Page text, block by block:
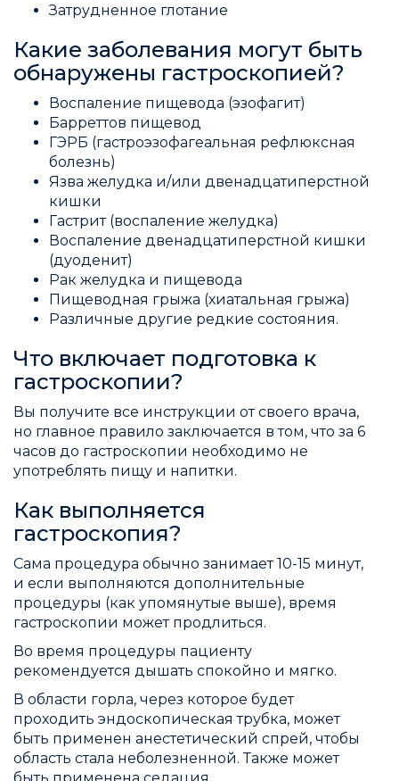
Затрудненное глотание
Какие заболевания могут быть
обнаружены гастроскопией?
Воспаление пищевода (эзофагит)
Барреттов пищевод
ГЭРБ (гастроэзофагеальная рефлюксная
болезнь)
Язва желудка и/или двенадцатиперстной
кишки
Гастрит (воспаление желудка)
Воспаление двенадцатиперстной кишки
(дуоденит)
Рак желудка и пищевода
Пищеводная грыжа (хиатальная грыжа)
Различные другие редкие состояния.
Что включает подготовка к
гастроскопии?
Вы получите все инструкции от своего врача,
но главное правило заключается в том, что за 6
часов до гастроскопии необходимо не
употреблять пищу и напитки.
Как выполняется
гастроскопия?
Сама процедура обычно занимает 10-15 минут,
и если выполняются дополнительные
процедуры (как упомянутые выше), время
гастроскопии может продлиться.
Во время процедуры пациенту
рекомендуется дышать спокойно и мягко.
В области горла, через которое будет
проходить эндоскопическая трубка, может
быть применен анестетический спрей, чтобы
область стала неболезненной. Также может